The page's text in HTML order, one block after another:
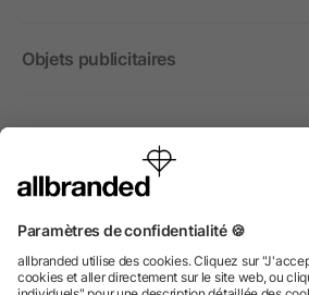
Objets publicitaires
International